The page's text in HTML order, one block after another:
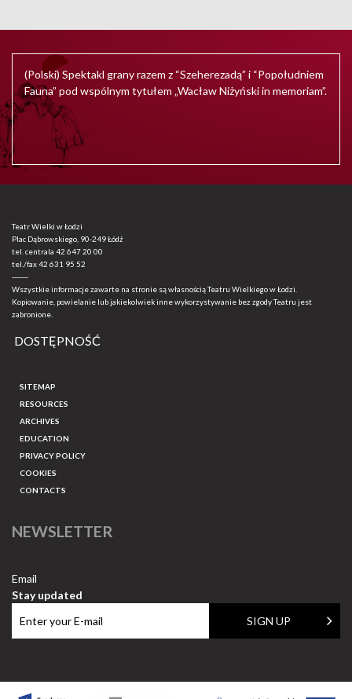
(Polski) Spektakl grany razem z “Szeherezadą” i “Popołudniem
Fauna” pod wspólnym tytułem „Wacław Niżyński in memoriam”.
Teatr Wielki w Łodzi
Plac Dąbrowskiego, 90-249 Łódź
tel. centrala 42 647 20 00
tel./fax42 631 95 52
-------
Wszystkie informacje zawarte na stronie są własnością Teatru Wielkiego w Łodzi.
Kopiowanie, powielanie lub jakiekolwiek inne wykorzystywanie bez zgody Teatru jest
zabronione.
DOSTĘPNOŚĆ
SITEMAP
RESOURCES
ARCHIVES
EDUCATION
PRIVACY POLICY
COOKIES
CONTACTS
NEWSLETTER
Email
Stay updated